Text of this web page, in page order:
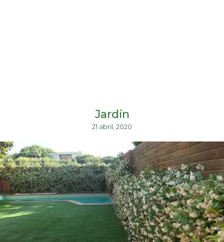
Jardín
21 abril, 2020